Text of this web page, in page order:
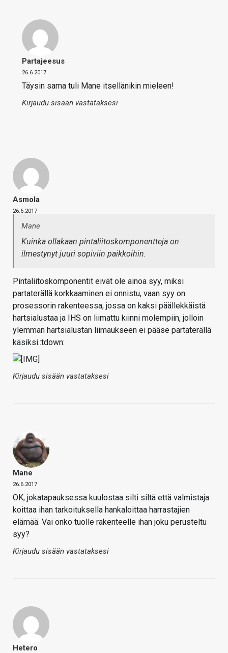
Partajeesus
26.6.2017
Täysin sama tuli Mane itsellänikin mieleen!
Kirjaudu sisään vastataksesi
Asmola
26.6.2017
Mane
Kuinka ollakaan pintaliitoskomponentteja on
ilmestynyt juuri sopiviin paikkoihin.
Pintaliitoskomponentit eivät ole ainoa syy, miksi
partaterällä korkkaaminen ei onnistu, vaan syy on
prosessorin rakenteessa, jossa on kaksi päällekkäistä
hartsialustaa ja IHS on liimattu kiinni molempiin, jolloin
ylemman hartsialustan liimaukseen ei pääse partaterällä
käsiksi.:tdown:
Kirjaudu sisään vastataksesi
Mane
26.6.2017
OK, jokatapauksessa kuulostaa silti siltä että valmistaja
koittaa ihan tarkoituksella hankaloittaa harrastajien
elämää. Vai onko tuolle rakenteelle ihan joku perusteltu
syy?
Kirjaudu sisään vastataksesi
Hetero